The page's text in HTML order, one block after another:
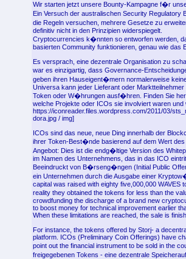
Wir starten jetzt unsere Bounty-Kampagne f�r
Ein Versuch der australischen Security
die Regeln versuchen, mehrere Gesetze zu
definitiv nicht in den Prinzipien widerspiegelt.
Cryptocurrencies k�nnten so entworfen werden,
basierten Community funktionieren, genau wie das
Es versprach, eine dezentrale Organisation zu
war es einzigartig, dass Governance-
geben ihren Hauseigent�mern normalerweise
Universa kann jeder Lieferant oder
Token oder W�hrungen ausf�hren. Finden Sie
welche Projekte oder ICOs sie involviert waren
https://iconreader.files.wordpress.com/2011/03/
dora.jpg / img]
ICOs sind das neue, neue Ding innerhalb der
ihrer Token-Best�nde basierend auf dem Wert des
Angebot: Dies ist die endg�ltige Version des
im Namen des Unternehmens, das in das ICO
Beeindruckt von B�rseng�ngen (Initial Public
ein Unternehmen durch die Ausgabe einer
capital was raised with eighty five,000,000
reality they obtained the tokens for less than the
crowdfunding the discharge of a brand new
to boost money for technical improvement earlier
When these limitations are reached, the sale is
For instance, the tokens offered by Storj- a
platform. ICOs (Preliminary Coin Offerings) have
point out the financial instrument to be sold in the
freigegebenen Tokens - eine dezentrale